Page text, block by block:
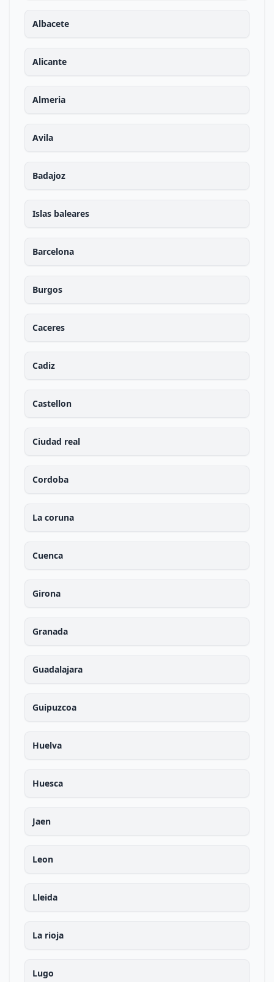
Albacete
Alicante
Almeria
Avila
Badajoz
Islas baleares
Barcelona
Burgos
Caceres
Cadiz
Castellon
Ciudad real
Cordoba
La coruna
Cuenca
Girona
Granada
Guadalajara
Guipuzcoa
Huelva
Huesca
Jaen
Leon
Lleida
La rioja
Lugo